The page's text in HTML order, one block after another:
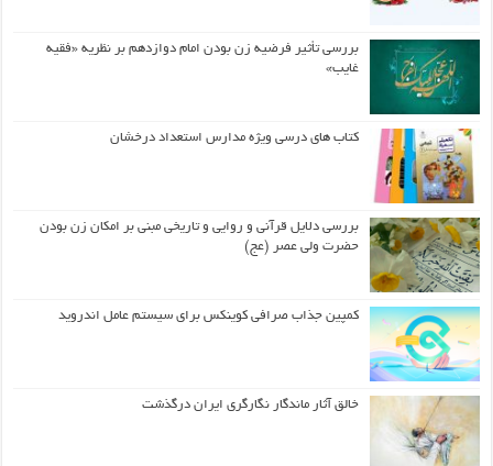
بررسی تأثیر فرضیه زن بودن امام دوازدهم بر نظریه «فقیه
غایب»
کتاب های درسی ویژه مدارس استعداد درخشان
بررسی دلایل قرآنی و روایی و تاریخی مبنی بر امکان زن بودن
حضرت ولی عصر (عج)
کمپین جذاب صرافی کوینکس برای سیستم عامل اندروید
خالق آثار ماندگار نگارگری ایران درگذشت